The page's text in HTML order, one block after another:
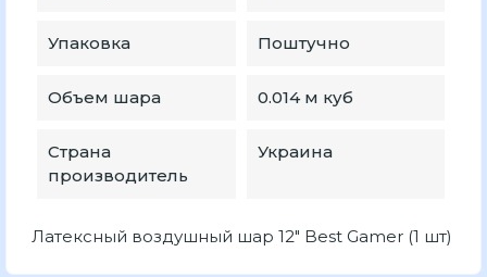
Упаковка Поштучно
Объем шара 0.014 м куб
Страна
производитель
Украина
Латексный воздушный шар 12" Best Gamer (1 шт)